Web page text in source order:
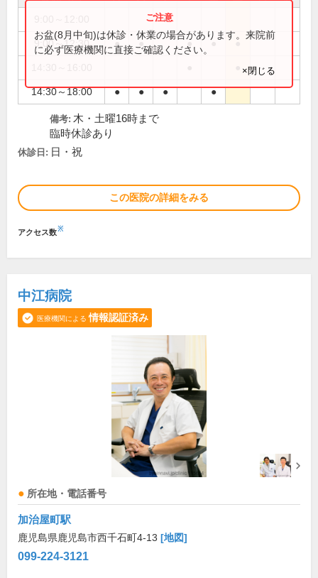
●
9:00～12:30 ● ● ● ● ●
14:30～18:00 ● ● ● ●
お盆(8月中旬)は休診・休業の場合があります。来院前
に必ず医療機関に直接ご確認ください。
×閉じる
備考: 木・土曜16時まで
臨時休診あり
休診日: 日・祝
この医院の詳細をみる
アクセス数※
中江病院
医療機関による 情報認証済み
所在地・電話番号
加治屋町駅
鹿児島県鹿児島市西千石町4-13 [地図]
099-224-3121